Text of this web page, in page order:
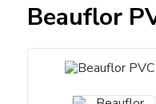
Beauflor